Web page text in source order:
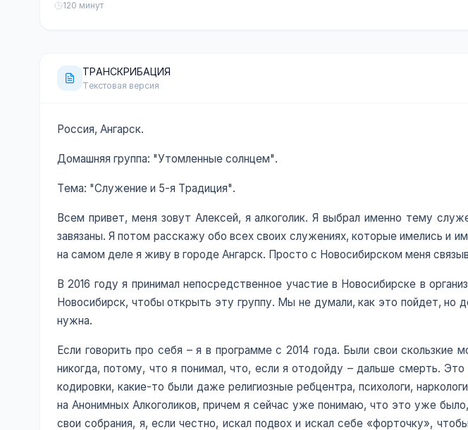
120 минут
ТРАНСКРИБАЦИЯ
Текстовая версия
Россия, Ангарск.
Домашняя группа: "Утомленные солнцем".
Тема: "Служение и 5-я Традиция".
Всем привет, меня зовут Алексей, я алкоголик. Я выбрал именно тему
завязаны. Я потом расскажу обо всех своих служениях, которые имелись и
на самом деле я живу в городе Ангарск. Просто с Новосибирском меня
В 2016 году я принимал непосредственное участие в Новосибирске в
Новосибирск, чтобы открыть эту группу. Мы не думали, как это пойдет, но
нужна.
Если говорить про себя – я в программе с 2014 года. Были свои
никогда, потому, что я понимал, что, если я отодойду – дальше смерть.
кодировки, какие-то были даже религиозные ребцентра, психологи,
на Анонимных Алкоголиков, причем я сейчас уже понимаю, что это уже
свои собрания, я, если честно, искал подвох и искал себе «форточку»,